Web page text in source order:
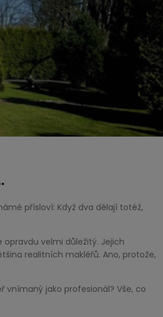
přísloví: Když dva dělají totéž,
opravdu velmi důležitý. Jejich
realitních makléřů. Ano, protože,
jako profesionál? Vše, co